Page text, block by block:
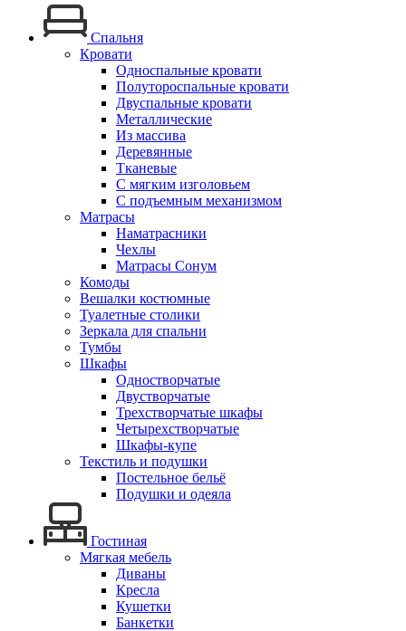
Спальня
Кровати
Односпальные кровати
Полутороспальные кровати
Двуспальные кровати
Металлические
Из массива
Деревянные
Тканевые
С мягким изголовьем
С подъемным механизмом
Матрасы
Наматрасники
Чехлы
Матрасы Сонум
Комоды
Вешалки костюмные
Туалетные столики
Зеркала для спальни
Тумбы
Шкафы
Одностворчатые
Двустворчатые
Трехстворчатые шкафы
Четырехстворчатые
Шкафы-купе
Текстиль и подушки
Постельное бельё
Подушки и одеяла
Гостиная
Мягкая мебель
Диваны
Кресла
Кушетки
Банкетки